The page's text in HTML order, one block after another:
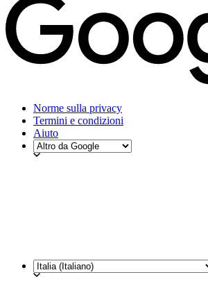
Norme sulla privacy
Termini e condizioni
Aiuto